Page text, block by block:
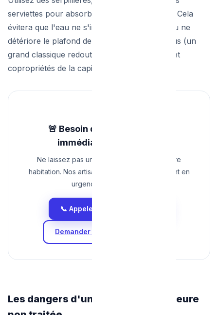
serviettes pour absorber un maximum d'eau. Cela
évitera que l'eau ne s'infiltre dans la chape ou ne
détériore le plafond de votre voisin du dessous (un
grand classique redouté dans les immeubles et
copropriétés de la capitale belge).
🚨 Besoin d'une intervention
immédiate à Bruxelles ?
Ne laissez pas une fuite d'eau détruire votre
habitation. Nos artisans plombiers interviennent en
urgence 24h/24 et 7j/7.
📞 Appelez le 0465 68 51 58
Demander un rappel d'urgence
Les dangers d'une fuite d'eau majeure